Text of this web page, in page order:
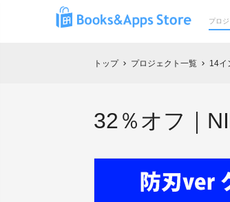
トップ chevron_right プロジェクト一覧 chevron_right 14イ
32％オフ｜